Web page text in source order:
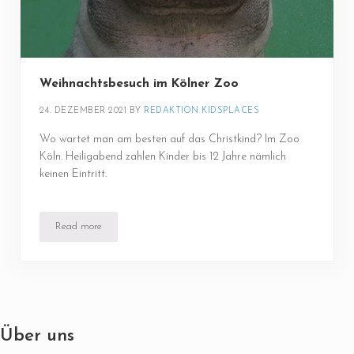
Weihnachtsbesuch im Kölner Zoo
24. DEZEMBER 2021 BY REDAKTION KIDSPLACES
Wo wartet man am besten auf das Christkind? Im Zoo
Köln. Heiligabend zahlen Kinder bis 12 Jahre nämlich
keinen Eintritt.
Read moreWeihnachtsbesuch im Kölner Zoo
Über uns